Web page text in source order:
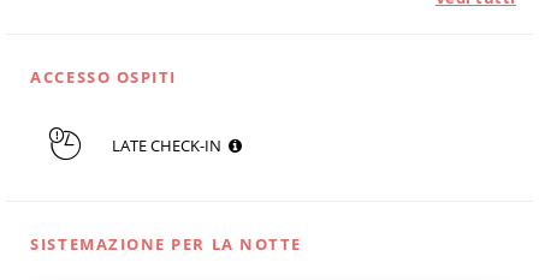
ACCESSO OSPITI
LATE CHECK-IN
SISTEMAZIONE PER LA NOTTE